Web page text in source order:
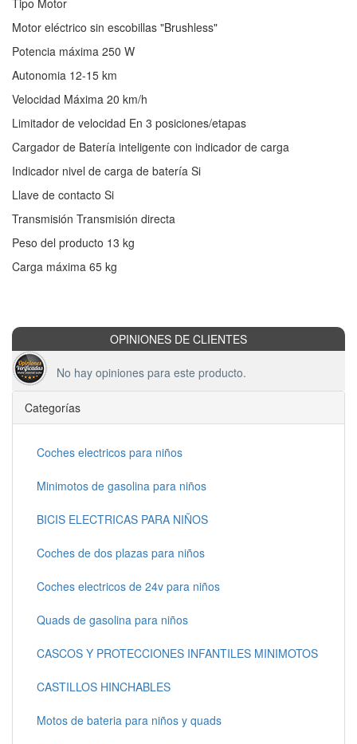
Motor eléctrico sin escobillas "Brushless"
Potencia máxima 250 W
Autonomia 12-15 km
Velocidad Máxima 20 km/h
Limitador de velocidad En 3 posiciones/etapas
Cargador de Batería inteligente con indicador de carga
Indicador nivel de carga de batería Si
Llave de contacto Si
Transmisión Transmisión directa
Peso del producto 13 kg
Carga máxima 65 kg
OPINIONES DE CLIENTES
No hay opiniones para este producto.
Categorías
Coches electricos para niños
Minimotos de gasolina para niños
BICIS ELECTRICAS PARA NIÑOS
Coches de dos plazas para niños
Coches electricos de 24v para niños
Quads de gasolina para niños
CASCOS Y PROTECCIONES INFANTILES MINIMOTOS
CASTILLOS HINCHABLES
Motos de bateria para niños y quads